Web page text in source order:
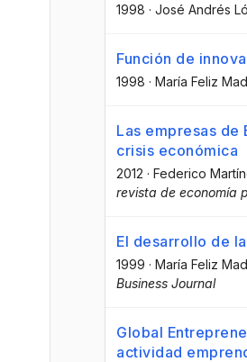
1998 · José Andrés
Función de
1998 · María Feliz
Las empresas de
crisis económica
2012 · Federico
revista de economía
El desarrollo de
1999 · María Feliz
Business Journal
Global
actividad